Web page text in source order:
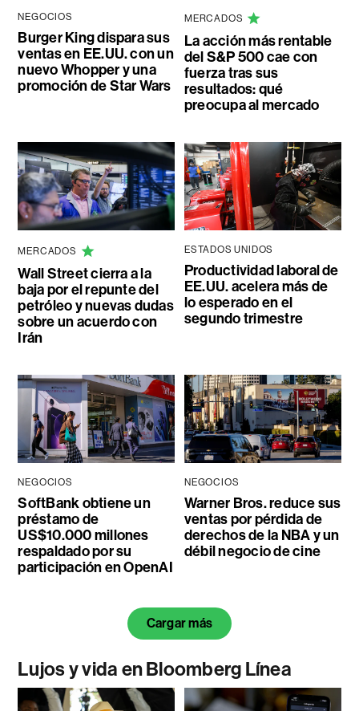
NEGOCIOS
Burger King dispara sus
ventas en EE.UU. con un
nuevo Whopper y una
promoción de Star Wars
MERCADOS
La acción más rentable
del S&P 500 cae con
fuerza tras sus
resultados: qué
preocupa al mercado
MERCADOS
Wall Street cierra a la
baja por el repunte del
petróleo y nuevas dudas
sobre un acuerdo con
Irán
ESTADOS UNIDOS
Productividad laboral de
EE.UU. acelera más de
lo esperado en el
segundo trimestre
NEGOCIOS
SoftBank obtiene un
préstamo de
US$10.000 millones
respaldado por su
participación en OpenAI
NEGOCIOS
Warner Bros. reduce sus
ventas por pérdida de
derechos de la NBA y un
débil negocio de cine
Cargar más
Lujos y vida en Bloomberg Línea